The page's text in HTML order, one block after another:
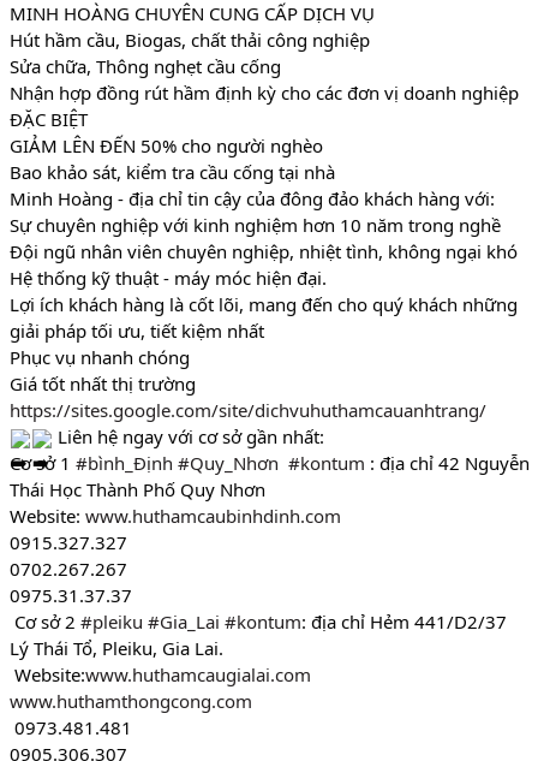
MINH HOÀNG CHUYÊN CUNG CẤP DỊCH VỤ
Hút hầm cầu, Biogas, chất thải công nghiệp
Sửa chữa, Thông nghẹt cầu cống
Nhận hợp đồng rút hầm định kỳ cho các đơn vị doanh nghiệp
ĐẶC BIỆT
GIẢM LÊN ĐẾN 50% cho người nghèo
Bao khảo sát, kiểm tra cầu cống tại nhà
Minh Hoàng - địa chỉ tin cậy của đông đảo khách hàng với:
Sự chuyên nghiệp với kinh nghiệm hơn 10 năm trong nghề
Đội ngũ nhân viên chuyên nghiệp, nhiệt tình, không ngại khó
Hệ thống kỹ thuật - máy móc hiện đại.
Lợi ích khách hàng là cốt lõi, mang đến cho quý khách những
giải pháp tối ưu, tiết kiệm nhất
Phục vụ nhanh chóng
Giá tốt nhất thị trường
https://sites.google.com/site/dichvuhuthamcauanhtrang/
Liên hệ ngay với cơ sở gần nhất:
Cơ sở 1 #bình_Định #Quy_Nhơn #kontum : địa chỉ 42 Nguyễn
Thái Học Thành Phố Quy Nhơn
Website: www.huthamcaubinhdinh.com
0915.327.327
0702.267.267
0975.31.37.37
Cơ sở 2 #pleiku #Gia_Lai #kontum: địa chỉ Hẻm 441/D2/37
Lý Thái Tổ, Pleiku, Gia Lai.
Website:www.huthamcaugialai.com
www.huthamthongcong.com
0973.481.481
0905.306.307